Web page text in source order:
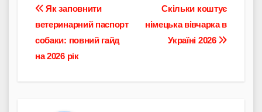
Навігація
записів
Скільки коштує
німецька вівчарка в
Україні 2026
Як заповнити
ветеринарний паспорт
собаки: повний гайд
на 2026 рік